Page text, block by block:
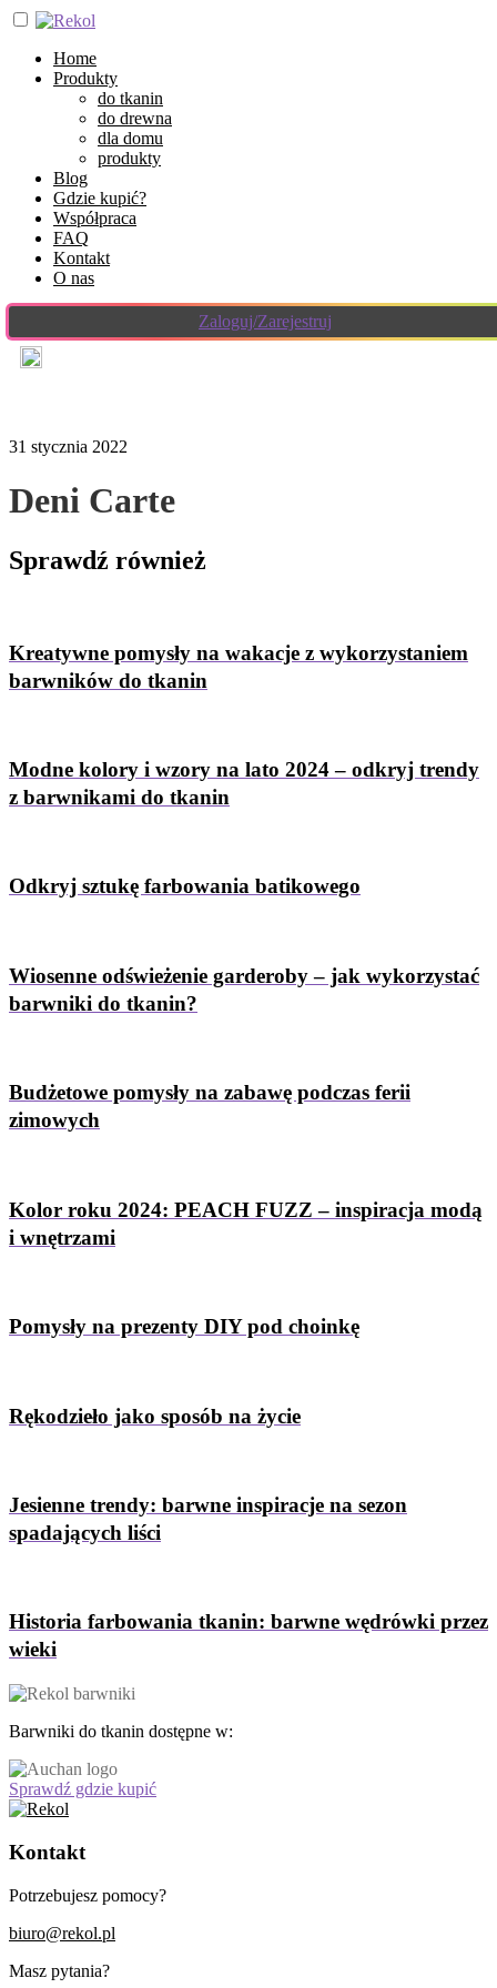
Home
Produkty
do tkanin
do drewna
dla domu
produkty
Blog
Gdzie kupić?
Współpraca
FAQ
Kontakt
O nas
Zaloguj/Zarejestruj
31 stycznia 2022
Deni Carte
Sprawdź również
Kreatywne pomysły na wakacje z wykorzystaniem
barwników do tkanin
Modne kolory i wzory na lato 2024 – odkryj trendy
z barwnikami do tkanin
Odkryj sztukę farbowania batikowego
Wiosenne odświeżenie garderoby – jak wykorzystać
barwniki do tkanin?
Budżetowe pomysły na zabawę podczas ferii
zimowych
Kolor roku 2024: PEACH FUZZ – inspiracja modą
i wnętrzami
Pomysły na prezenty DIY pod choinkę
Rękodzieło jako sposób na życie
Jesienne trendy: barwne inspiracje na sezon
spadających liści
Historia farbowania tkanin: barwne wędrówki przez
wieki
Barwniki do tkanin dostępne w:
Sprawdź gdzie kupić
Kontakt
Potrzebujesz pomocy?
biuro@rekol.pl
Masz pytania?